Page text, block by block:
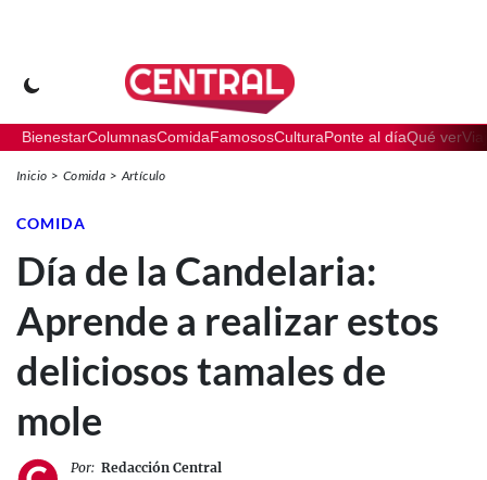
BienestarColumnasComidaFamososCulturaPonte al díaQué ver
Inicio Comida Artículo
COMIDA
Día de la Candelaria:
Aprende a realizar estos
deliciosos tamales de
mole
Por: Redacción Central